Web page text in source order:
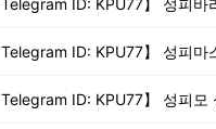
Telegram ID: KPU77】 성피마
Telegram ID: KPU77】 성피모